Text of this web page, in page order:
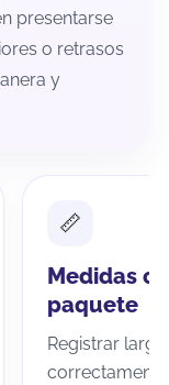
presentarse
o retrasos
y
Medidas
paquete
Registrar